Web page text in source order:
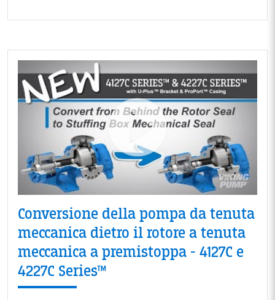
Conversione della pompa da tenuta
meccanica dietro il rotore a tenuta
meccanica a premistoppa - 4127C e
4227C Series™